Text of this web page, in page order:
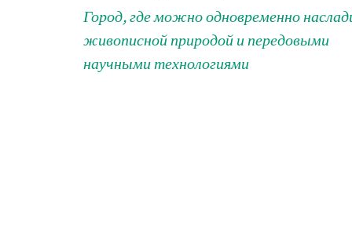
Город, где можно одновременно
живописной природой и передовыми
научными технологиями